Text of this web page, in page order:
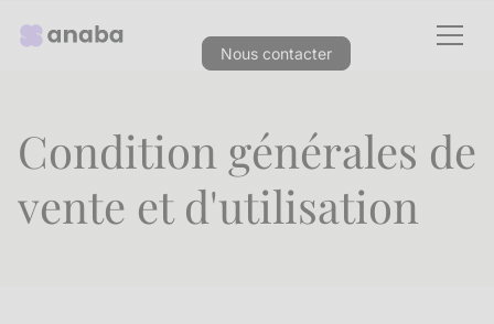
Nous contacter
Condition générales de
vente et d'utilisation